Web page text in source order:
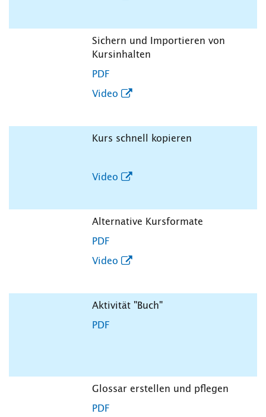
Sichern und Importieren von
Kursinhalten
PDF
Video
Kurs schnell kopieren
Video
Alternative Kursformate
PDF
Video
Aktivität "Buch"
PDF
Glossar erstellen und pflegen
PDF